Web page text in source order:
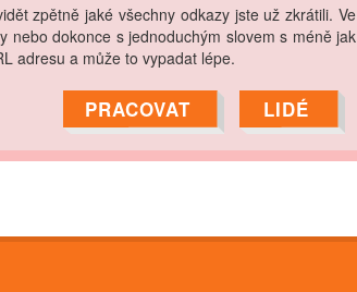
zpětně jaké všechny odkazy jste už zkrátili. Ve
nebo dokonce s jednoduchým slovem s méně jak
adresu a může to vypadat lépe.
PRACOVAT LIDÉ